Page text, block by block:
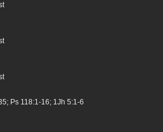
Ps 118:1-16; 1Jh 5:1-6